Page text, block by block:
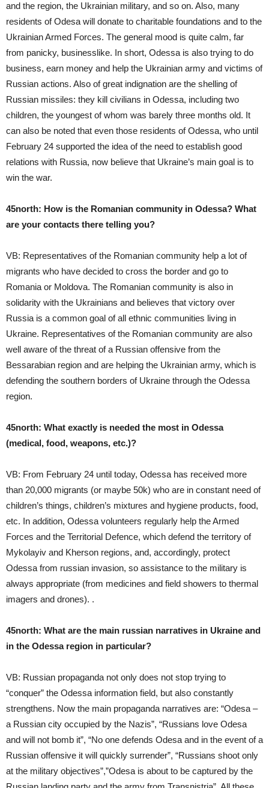
and the region, the Ukrainian military, and so on. Also, many
residents of Odesa will donate to charitable foundations and to the
Ukrainian Armed Forces. The general mood is quite calm, far
from panicky, businesslike. In short, Odessa is also trying to do
business, earn money and help the Ukrainian army and victims of
Russian actions. Also of great indignation are the shelling of
Russian missiles: they kill civilians in Odessa, including two
children, the youngest of whom was barely three months old. It
can also be noted that even those residents of Odessa, who until
February 24 supported the idea of the need to establish good
relations with Russia, now believe that Ukraine’s main goal is to
win the war.
45north: How is the Romanian community in Odessa? What
are your contacts there telling you?
VB: Representatives of the Romanian community help a lot of
migrants who have decided to cross the border and go to
Romania or Moldova. The Romanian community is also in
solidarity with the Ukrainians and believes that victory over
Russia is a common goal of all ethnic communities living in
Ukraine. Representatives of the Romanian community are also
well aware of the threat of a Russian offensive from the
Bessarabian region and are helping the Ukrainian army, which is
defending the southern borders of Ukraine through the Odessa
region.
45north: What exactly is needed the most in Odessa
(medical, food, weapons, etc.)?
VB: From February 24 until today, Odessa has received more
than 20,000 migrants (or maybe 50k) who are in constant need of
children’s things, children’s mixtures and hygiene products, food,
etc. In addition, Odessa volunteers regularly help the Armed
Forces and the Territorial Defence, which defend the territory of
Mykolayiv and Kherson regions, and, accordingly, protect
Odessa from russian invasion, so assistance to the military is
always appropriate (from medicines and field showers to thermal
imagers and drones). .
45north: What are the main russian narratives in Ukraine and
in the Odessa region in particular?
VB: Russian propaganda not only does not stop trying to
“conquer” the Odessa information field, but also constantly
strengthens. Now the main propaganda narratives are: “Odesa –
a Russian city occupied by the Nazis”, “Russians love Odesa
and will not bomb it”, “No one defends Odesa and in the event of a
Russian offensive it will quickly surrender”, “Russians shoot only
at the military objectives”,”Odesa is about to be captured by the